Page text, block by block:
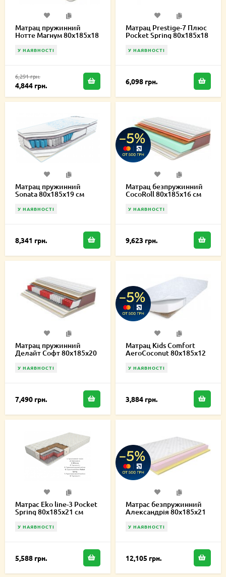
Матрац пружинний
Нотте Магнум 80х185х18
У НАЯВНОСТІ
6,291 грн.
4,844 грн.
Матрац Prestige-7 Плюс
Pocket Spring 80х185х18
У НАЯВНОСТІ
6,098 грн.
Матрац пружинний
Sonata 80х185х19 см
У НАЯВНОСТІ
8,341 грн.
Матрац безпружинний
CocoRoll 80х185х16 см
У НАЯВНОСТІ
9,623 грн.
Матрац пружинний
Делайт Софт 80х185х20
У НАЯВНОСТІ
7,490 грн.
Матрац Kids Comfort
AeroCoconut 80х185х12
У НАЯВНОСТІ
3,884 грн.
Матрас Eko line-3 Pocket
Spring 80х185х21 см
У НАЯВНОСТІ
5,588 грн.
Матрас безпружинний
Александрія 80х185х21
У НАЯВНОСТІ
12,105 грн.